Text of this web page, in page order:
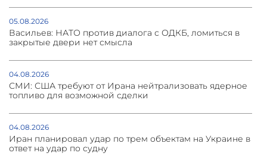
05.08.2026
Васильев: НАТО против диалога с ОДКБ, ломиться в
закрытые двери нет смысла
04.08.2026
СМИ: США требуют от Ирана нейтрализовать ядерное
топливо для возможной сделки
04.08.2026
Иран планировал удар по трем объектам на Украине в
ответ на удар по судну